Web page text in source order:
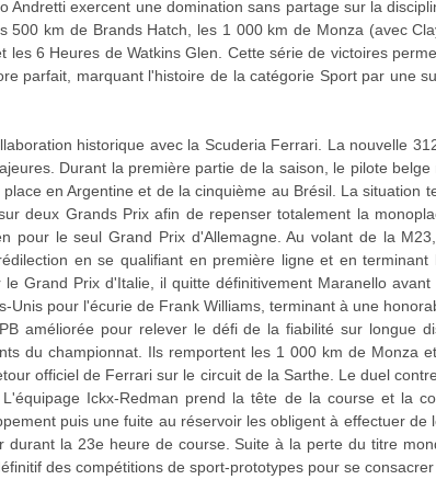
Andretti exercent une domination sans partage sur la
500 km de Brands Hatch, les 1 000 km de Monza (avec
les 6 Heures de Watkins Glen. Cette série de victoires
parfait, marquant l'histoire de la catégorie Sport par une
historique avec la Scuderia Ferrari. La nouvelle
Durant la première partie de la saison, le pilote
en Argentine et de la cinquième au Brésil. La situation
deux Grands Prix afin de repenser totalement la
pour le seul Grand Prix d'Allemagne. Au volant de la
en se qualifiant en première ligne et en
Grand Prix d'Italie, il quitte définitivement Maranello
Unis pour l'écurie de Frank Williams, terminant à une
améliorée pour relever le défi de la fiabilité sur longue
du championnat. Ils remportent les 1 000 km de Monza
officiel de Ferrari sur le circuit de la Sarthe. Le duel
Ickx-Redman prend la tête de la course et la
puis une fuite au réservoir les obligent à effectuer de
durant la 23e heure de course. Suite à la perte du titre
des compétitions de sport-prototypes pour se